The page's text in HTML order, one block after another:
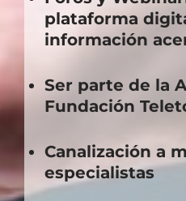
plataforma
información
Ser parte de la
Fundación
Canalización a
especialistas